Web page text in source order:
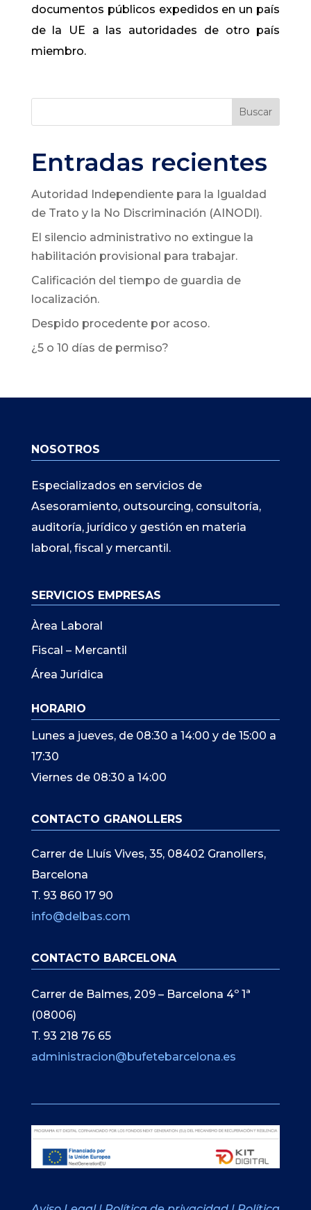
documentos públicos expedidos en un país
de la UE a las autoridades de otro país
miembro.
Buscar
Entradas recientes
Autoridad Independiente para la Igualdad
de Trato y la No Discriminación (AINODI).
El silencio administrativo no extingue la
habilitación provisional para trabajar.
Calificación del tiempo de guardia de
localización.
Despido procedente por acoso.
¿5 o 10 días de permiso?
NOSOTROS
Especializados en servicios de
Asesoramiento, outsourcing, consultoría,
auditoría, jurídico y gestión en materia
laboral, fiscal y mercantil.
SERVICIOS EMPRESAS
Àrea Laboral
Fiscal – Mercantil
Área Jurídica
HORARIO
Lunes a jueves, de 08:30 a 14:00 y de 15:00 a
17:30
Viernes de 08:30 a 14:00
CONTACTO GRANOLLERS
Carrer de Lluís Vives, 35, 08402 Granollers,
Barcelona
T. 93 860 17 90
info@delbas.com
CONTACTO BARCELONA
Carrer de Balmes, 209 – Barcelona 4º 1ª
(08006)
T. 93 218 76 65
administracion@bufetebarcelona.es